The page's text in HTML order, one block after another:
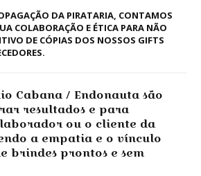
DA PIRATARIA, CONTAMOS
COLABORAÇÃO E ÉTICA PARA NÃO
DE CÓPIAS DOS NOSSOS GIFTS
Cabana / Endonauta são
resultados e para
ou o cliente da
a empatia e o vínculo
brindes prontos e sem